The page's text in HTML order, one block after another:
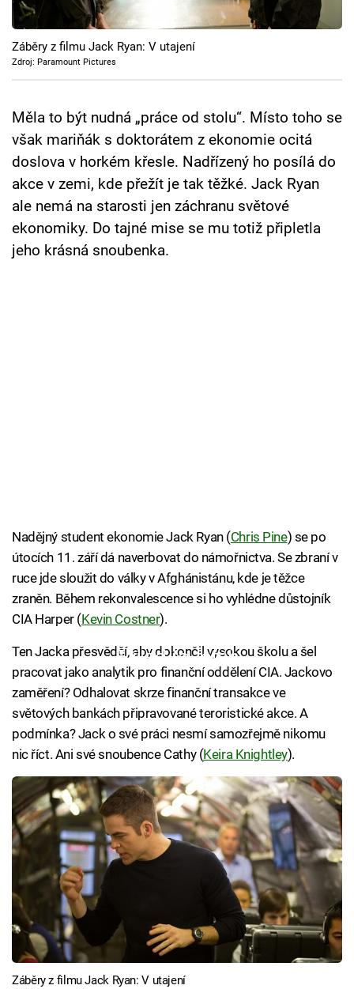
Cool Esport
Pořady
Sledujte prima+
Přihlášení
Záběry z filmu Jack Ryan: V utajení
Zdroj: Paramount Pictures
Měla to být nudná „práce od stolu“. Místo toho se
však mariňák s doktorátem z ekonomie ocitá
doslova v horkém křesle. Nadřízený ho posílá do
akce v zemi, kde přežít je tak těžké. Jack Ryan
ale nemá na starosti jen záchranu světové
ekonomiky. Do tajné mise se mu totiž připletla
jeho krásná snoubenka.
Nadějný student ekonomie Jack Ryan (Chris Pine) se po
útocích 11. září dá naverbovat do námořnictva. Se zbraní v
ruce jde sloužit do války v Afghánistánu, kde je těžce
zraněn. Během rekonvalescence si ho vyhlédne důstojník
CIA Harper (Kevin Costner).
Failed to fetch
Ten Jacka přesvědčí, aby dokončil vysokou školu a šel
pracovat jako analytik pro finanční oddělení CIA. Jackovo
zaměření? Odhalovat skrze finanční transakce ve
světových bankách připravované teroristické akce. A
podmínka? Jack o své práci nesmí samozřejmě nikomu
nic říct. Ani své snoubence Cathy (Keira Knightley).
Záběry z filmu Jack Ryan: V utajení